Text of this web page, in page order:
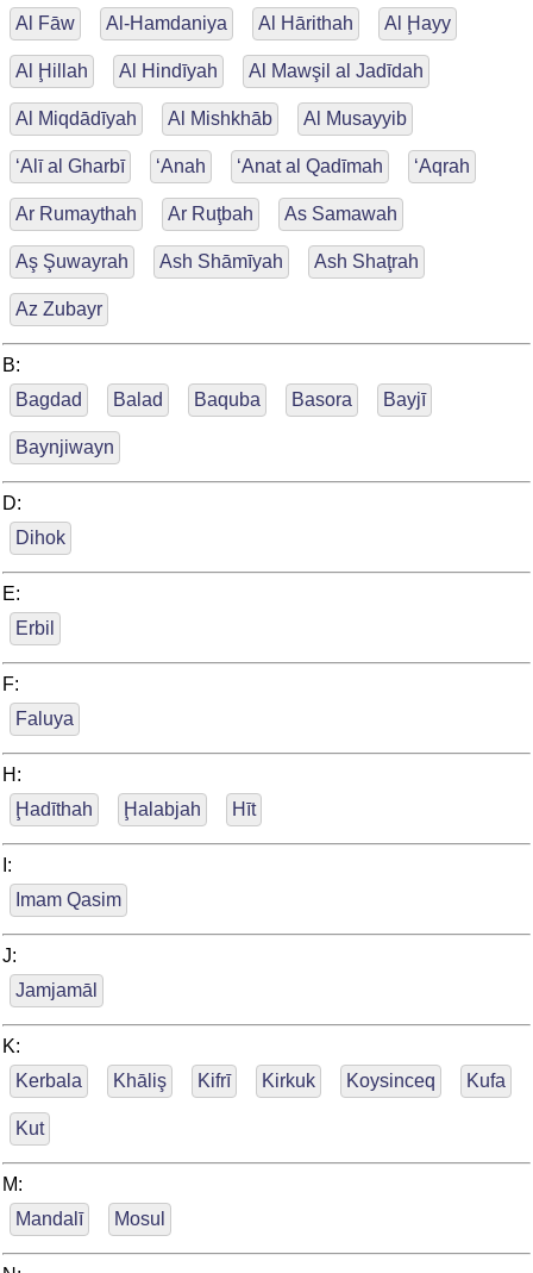
Al Fāw Al-Hamdaniya Al Hārithah Al Ḩayy
Al Ḩillah Al Hindīyah Al Mawşil al Jadīdah
Al Miqdādīyah Al Mishkhāb Al Musayyib
‘Alī al Gharbī ‘Anah ‘Anat al Qadīmah ‘Aqrah
Ar Rumaythah Ar Ruţbah As Samawah
Aş Şuwayrah Ash Shāmīyah Ash Shaţrah
Az Zubayr
B:
Bagdad
Balad Baquba Basora Bayjī
Baynjiwayn
D:
Dihok
E:
Erbil
F:
Faluya
H:
Ḩadīthah
Ḩalabjah Hīt
I:
Imam Qasim
J:
Jamjamāl
K:
Kerbala
Khāliş Kifrī Kirkuk Koysinceq Kufa
Kut
M:
Mandalī
Mosul